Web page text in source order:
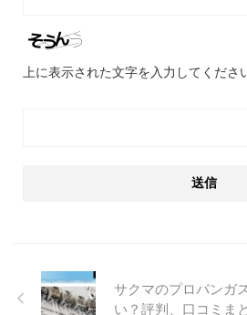
上に表示された文字を入力してくださ
サクマのプロパンガ
い？評判、口コミま